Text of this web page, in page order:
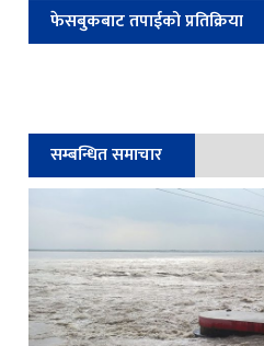
फेसबुकबाट तपाईको प्रतिक्रिया
सम्बन्धित समाचार